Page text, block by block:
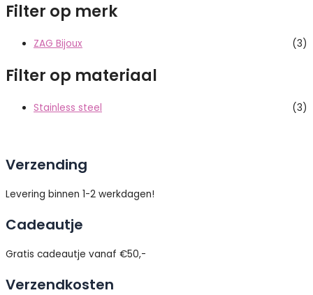
Filter op merk
ZAG Bijoux (3)
Filter op materiaal
Stainless steel (3)
Verzending
Levering binnen 1-2 werkdagen!
Cadeautje
Gratis cadeautje vanaf €50,-
Verzendkosten